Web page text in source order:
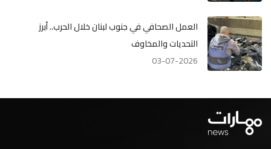
العمل الصحافي في جنوب لبنان خلال الحرب.. أبرز
التحديات والمخاوف
03-07-2026